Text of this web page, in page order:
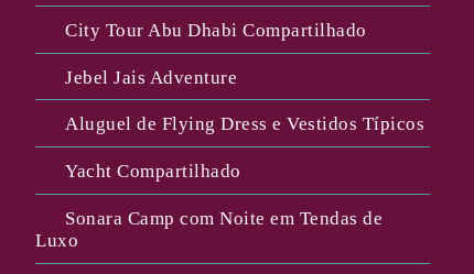
City Tour Abu Dhabi Compartilhado
Jebel Jais Adventure
Aluguel de Flying Dress e Vestidos Típicos
Yacht Compartilhado
Sonara Camp com Noite em Tendas de
Luxo